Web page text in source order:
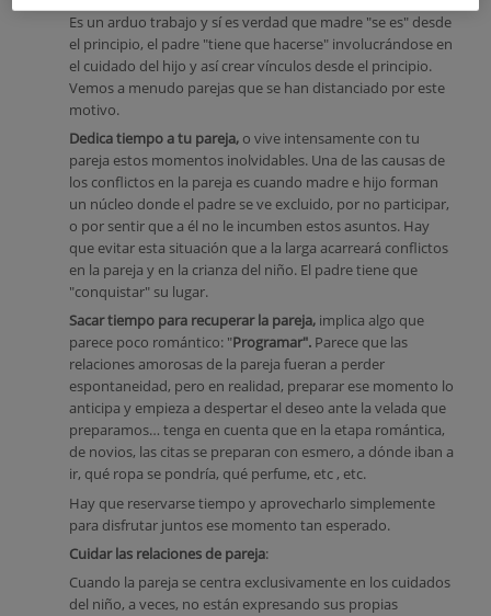
Es un arduo trabajo y sí es verdad que madre "se es" desde
el principio, el padre "tiene que hacerse" involucrándose en
el cuidado del hijo y así crear vínculos desde el principio.
Vemos a menudo parejas que se han distanciado por este
motivo.
Dedica tiempo a tu pareja, o vive intensamente con tu
pareja estos momentos inolvidables. Una de las causas de
los conflictos en la pareja es cuando madre e hijo forman
un núcleo donde el padre se ve excluido, por no participar,
o por sentir que a él no le incumben estos asuntos. Hay
que evitar esta situación que a la larga acarreará conflictos
en la pareja y en la crianza del niño. El padre tiene que
"conquistar" su lugar.
Sacar tiempo para recuperar la pareja, implica algo que
parece poco romántico: "Programar". Parece que las
relaciones amorosas de la pareja fueran a perder
espontaneidad, pero en realidad, preparar ese momento lo
anticipa y empieza a despertar el deseo ante la velada que
preparamos… tenga en cuenta que en la etapa romántica,
de novios, las citas se preparan con esmero, a dónde iban a
ir, qué ropa se pondría, qué perfume, etc , etc.
Hay que reservarse tiempo y aprovecharlo simplemente
para disfrutar juntos ese momento tan esperado.
Cuidar las relaciones de pareja:
Cuando la pareja se centra exclusivamente en los cuidados
del niño, a veces, no están expresando sus propias